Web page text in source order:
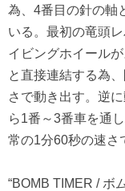
為、4番目の針の軸
いる。最初の竜頭
イビングホイール
と直接連結する為
さで動き出す。逆
ら1番～3番車を通
常の1分60秒の速さ
“BOMB TIMER / ボ